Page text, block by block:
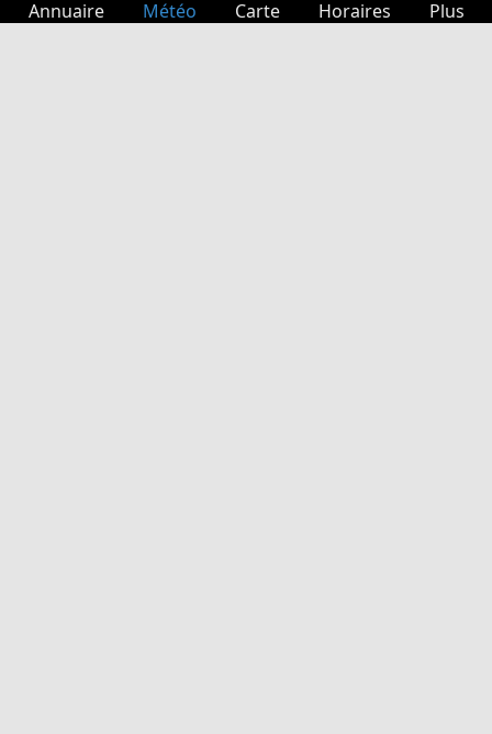
Annuaire Météo Carte Horaires Plus